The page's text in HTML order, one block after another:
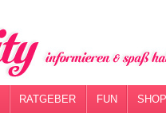
RATGEBER FUN